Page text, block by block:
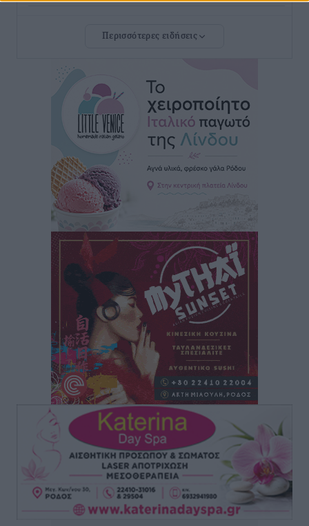
Basketball Festival
6ο Kalymnos 3X3: Ολοκληρώθηκε με μεγάλη επιτυχία,
νικητές οι VAR!
• πριν 41 λεπτά
Νέα αεροσκάφη, drones, δασοκομάντος: Τι έχει
αλλάξει στην Πολιτική Προστασί
Ειδήσεις• πριν 1 ώρα
Άδωνις Γεωργιάδης στον RV: “Στο υπουργείο
εξετάζουμε την θεσμοθέτηση τρίτης κατηγορίας
κινήτρων, ειδικά για τα νοσοκομεία στα νησιά”
Τοπικές Ειδήσεις • πριν 1 ώρα
Θετικό κλίμα και κοινό όραμα για την ανάδειξη της
ιστορίας της Ρόδου στο Αεροδρόμιο «Διαγόρας»
Τοπικές Ειδήσεις πριν 1 ώρα
Αντώνης Καμπουράκης: «Ένα σπουδαίο έργο
πολιτισμού για τη Ρόδο, που σχεδιάσαμε και
εξασφαλίσαμε τη χρηματοδότησή του, γίνεται
πραγματικότητα»
πριν 1 ώρα
Στο Α΄ Νεκροταφείο το μνημόσυνο για τον έναν χρόνο
από τον θάνατο της Λένας Σαμαρά
Περισσότερες ειδήσεις